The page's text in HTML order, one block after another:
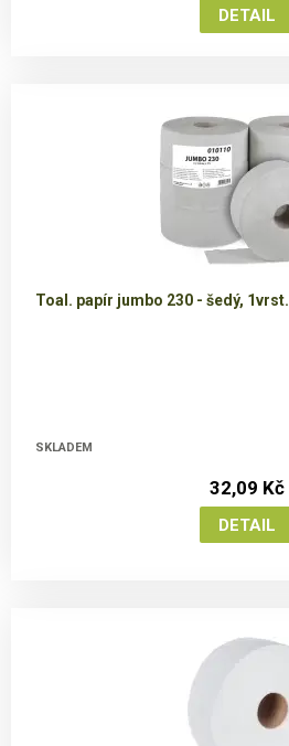
Toal. papír jumbo 230 - šedý, 1vrst.
SKLADEM
32,09 Kč